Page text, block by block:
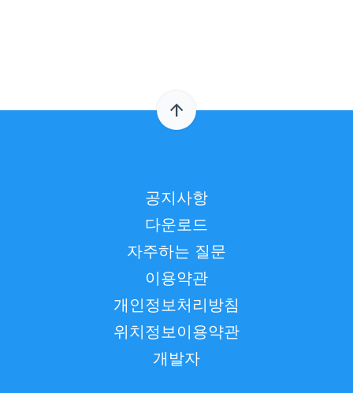
공지사항
다운로드
자주하는 질문
이용약관
개인정보처리방침
위치정보이용약관
개발자
arrow_upward